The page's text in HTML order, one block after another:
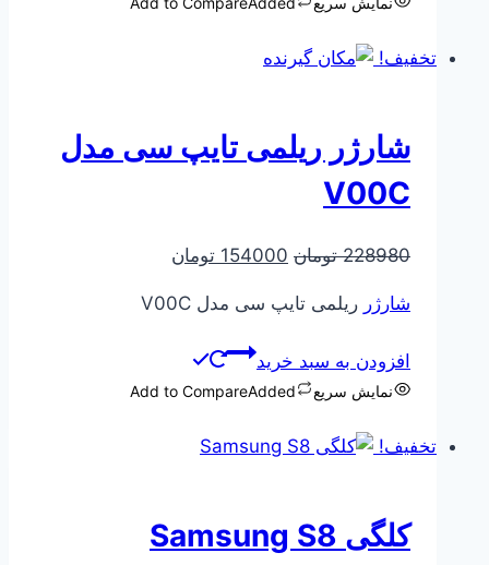
تخفیف!
شارژر ریلمی تایپ سی مدل
V00C
228980 تومان قیمت
228980 تومان
154000 تومان
شارژر ریلمی تایپ سی مدل V00C
افزودن به سبد خرید
نمایش سریع Add to CompareAdded
تخفیف!
کلگی Samsung S8